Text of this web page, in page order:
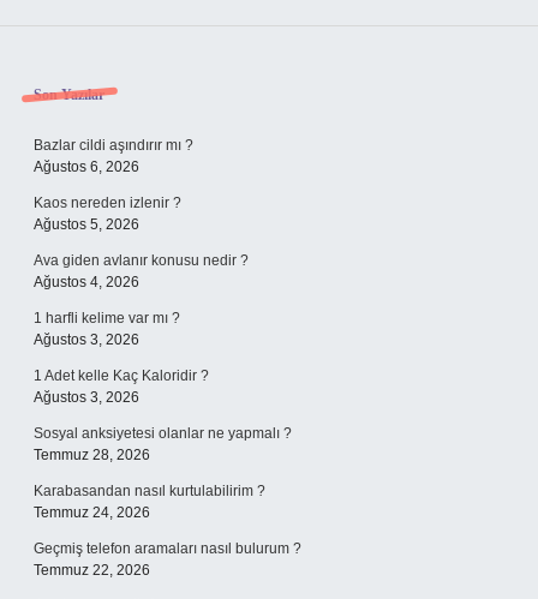
Sidebar
Son Yazılar
Bazlar cildi aşındırır mı ?
Ağustos 6, 2026
Kaos nereden izlenir ?
Ağustos 5, 2026
Ava giden avlanır konusu nedir ?
Ağustos 4, 2026
1 harfli kelime var mı ?
Ağustos 3, 2026
1 Adet kelle Kaç Kaloridir ?
Ağustos 3, 2026
Sosyal anksiyetesi olanlar ne yapmalı ?
Temmuz 28, 2026
Karabasandan nasıl kurtulabilirim ?
Temmuz 24, 2026
Geçmiş telefon aramaları nasıl bulurum ?
Temmuz 22, 2026